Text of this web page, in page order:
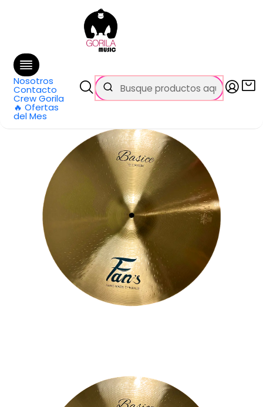
Nosotros
Contacto
Crew Gorila
🔥 Ofertas
del Mes
GRATIS
en Santiago y $99.990 en Regiones
Categorías Baterías y Percusión
Platillo Crash Basice Series 19 Pulgadas BASI-CR19 Fans